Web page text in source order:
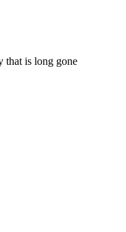
that is long gone